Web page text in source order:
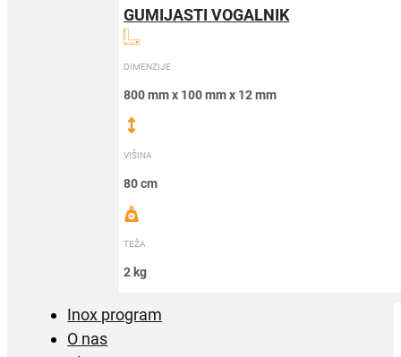
GUMIJASTI VOGALNIK
DIMENZIJE
800 mm x 100 mm x 12 mm
VIŠINA
80 cm
TEŽA
2 kg
Inox program
O nas